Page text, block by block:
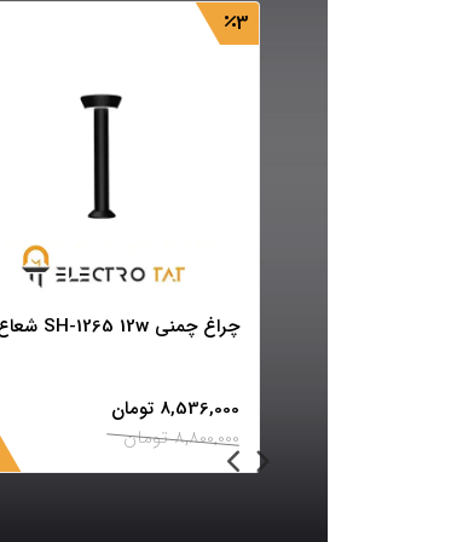
3
چراغ چمنی SH-1265 12w شعاع
8,536,000 تومان
8,800,000 تومان